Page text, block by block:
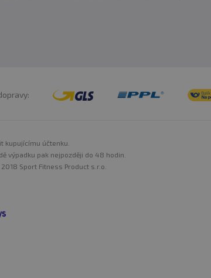
kupujícímu účtenku.
výpadku pak nejpozději do 48 hodin.
Sport Fitness Product s.r.o.